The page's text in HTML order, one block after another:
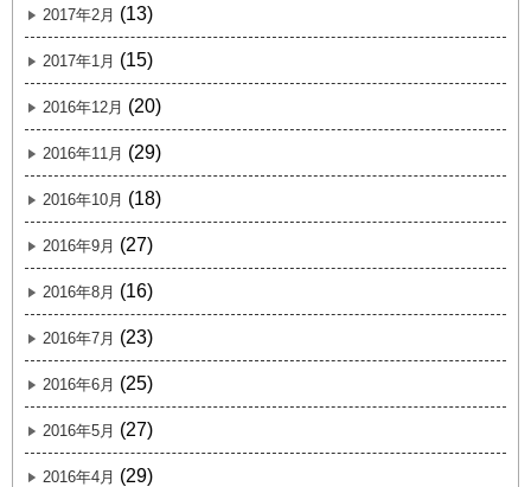
2017年2月 (13)
2017年1月 (15)
2016年12月 (20)
2016年11月 (29)
2016年10月 (18)
2016年9月 (27)
2016年8月 (16)
2016年7月 (23)
2016年6月 (25)
2016年5月 (27)
2016年4月 (29)